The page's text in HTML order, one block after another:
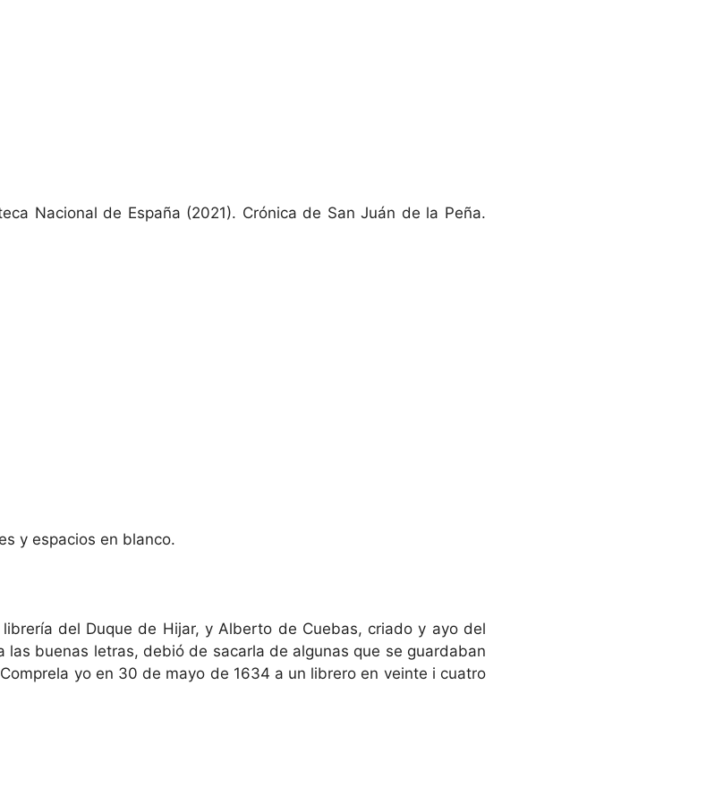
Nacional de España (2021). Crónica de San Juán de la Peña.
y espacios en blanco.
del Duque de Hijar, y Alberto de Cuebas, criado y ayo del
las buenas letras, debió de sacarla de algunas que se guardaban
yo en 30 de mayo de 1634 a un librero en veinte i cuatro